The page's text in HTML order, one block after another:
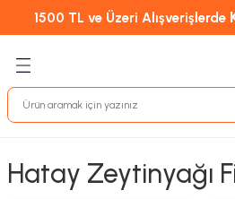
1500 TL ve Üzeri Alışverişlerde
Hatay Zeytinyağı
Sepete Ekle